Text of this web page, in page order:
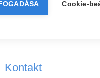
Kontakt
Cookie-